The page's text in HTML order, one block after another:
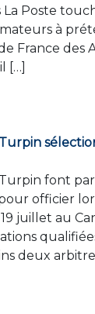
Poste
à
France des
[…]
font
officier
juillet au
deux